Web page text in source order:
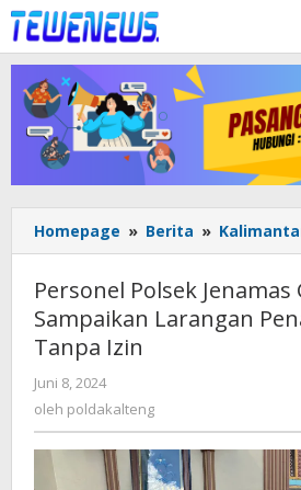
Lewati
ke
konten
Homepage » Berita »
Personel Polsek Jenamas
Sampaikan Larangan
Tanpa Izin
Juni 8, 2024
poldakalteng
oleh poldakalteng